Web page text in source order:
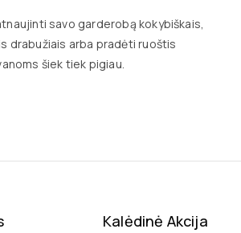
savo garderobą kokybiškais,
drabužiais arba pradėti ruoštis
šiek tiek pigiau.
Kalėdinė Akcija